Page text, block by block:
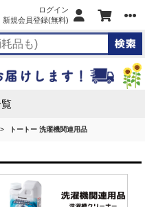
ログイン
新規会員登録(無料)
トートー 洗濯機関連用品